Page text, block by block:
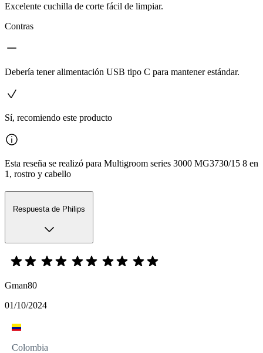
Excelente cuchilla de corte fácil de limpiar.
Contras
Debería tener alimentación USB tipo C para mantener estándar.
Sí, recomiendo este producto
Esta reseña se realizó para Multigroom series 3000 MG3730/15 8 en
1, rostro y cabello
Respuesta de Philips
Gman80
01/10/2024
Colombia